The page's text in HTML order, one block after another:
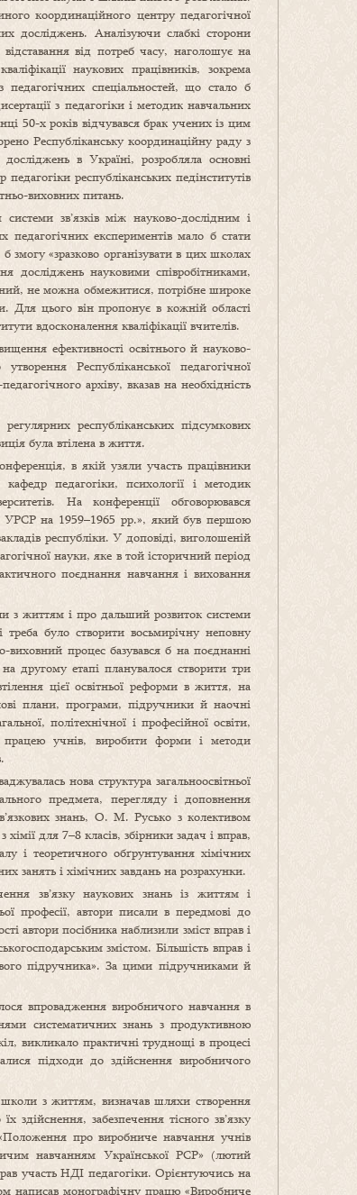
координаційного центру педагогічної
досліджень. Аналізуючи слабкі сторони
від потреб часу, наголошує на
наукових працівників, зокрема
педагогічних спеціальностей, що стало б
з педагогіки і методик навчальних
50-х років відчувався брак учених із цим
Республіканську координаційну раду з
в Україні, розробляла основні
республіканських педінститутів
виховних питань.
зв’язків між науково-дослідним і
експериментів мало б стати
«зразково організувати в цих школах
досліджень науковими співробітниками,
не можна обмежитися, потрібне широке
Для цього він пропонує в кожній області
вдосконалення кваліфікації вчителів.
ефективності освітнього й науково-
Республіканської педагогічної
архіву, вказав на необхідність
республіканських підсумкових
була втілена в життя.
в якій узяли участь працівники
кафедр педагогіки, психології і методик
На конференції обговорювався
УРСР на 1959–1965 рр.», який був першою
республіки. У доповіді, виголошеній
науки, яке в той історичний період
поєднання навчання і виховання
з життям і про дальший розвиток системи
було створити восьмирічну неповну
виховний процес базувався б на поєднанні
другому етапі планувалося створити три
цієї освітньої реформи в життя, на
плани, програми, підручники й наочні
політехнічної і професійної освіти,
працею учнів, виробити форми і методи
нова структура загальноосвітньої
предмета, перегляду і доповнення
знань, О. М. Русько з колективом
для 7–8 класів, збірники задач і вправ,
і теоретичного обґрунтування хімічних
занять і хімічних завдань на розрахунки.
зв’язку наукових знань із життям і
професії, автори писали в передмові до
автори посібника наблизили зміст вправ і
змістом. Більшість вправ і
підручника». За цими підручниками й
впровадження виробничого навчання в
систематичних знань з продуктивною
викликало практичні труднощі в процесі
підходи до здійснення виробничого
з життям, визначав шляхи створення
здійснення, забезпечення тісного зв’язку
про виробниче навчання учнів
навчанням Української РСР» (лютий
участь НДІ педагогіки. Орієнтуючись на
написав монографічну працю «Виробниче